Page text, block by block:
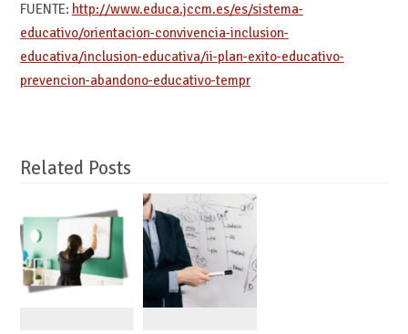
FUENTE: http://www.educa.jccm.es/es/sistema-
educativo/orientacion-convivencia-inclusion-
educativa/inclusion-educativa/ii-plan-exito-educativo-
prevencion-abandono-educativo-tempr
Related Posts